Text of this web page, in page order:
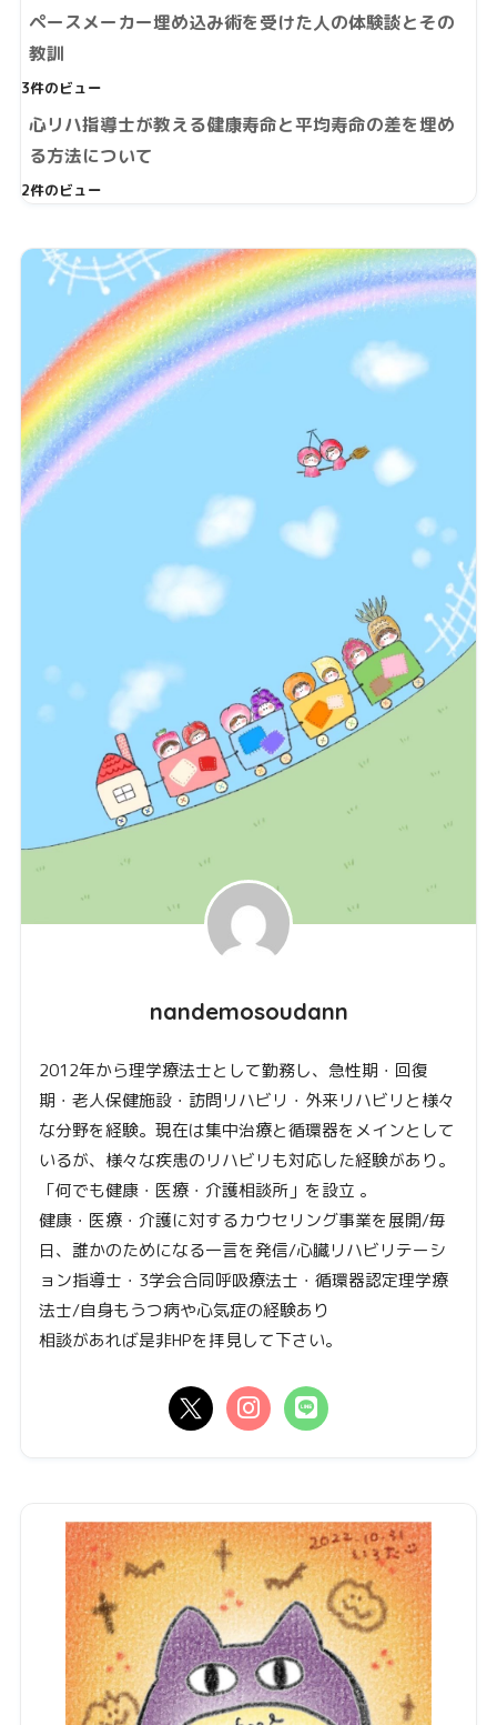
ペースメーカー埋め込み術を受けた人の体験談とその
教訓
3件のビュー
心リハ指導士が教える健康寿命と平均寿命の差を埋め
る方法について
2件のビュー
nandemosoudann
2012年から理学療法士として勤務し、急性期・回復
期・老人保健施設・訪問リハビリ・外来リハビリと様々
な分野を経験。現在は集中治療と循環器をメインとして
いるが、様々な疾患のリハビリも対応した経験があり。
「何でも健康・医療・介護相談所」を設立 。
健康・医療・介護に対するカウセリング事業を展開/毎
日、誰かのためになる一言を発信/心臓リハビリテーシ
ョン指導士・3学会合同呼吸療法士・循環器認定理学療
法士/自身もうつ病や心気症の経験あり
相談があれば是非HPを拝見して下さい。